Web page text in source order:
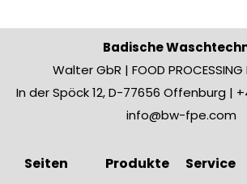
Badische
Walter GbR | FOOD PROCESSING
In der Spöck 12, D-77656 Offenburg |
info@bw-fpe.com
Seiten
Produkte
Service